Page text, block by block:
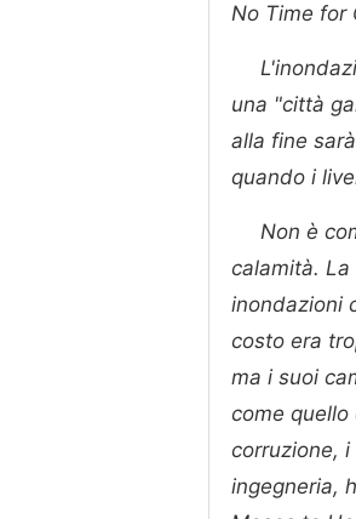
No Time for
una "città
alla fine
quando i
Non è
calamità.
inondazioni
costo era
ma i suoi
come
corruzione,
ingegneria,